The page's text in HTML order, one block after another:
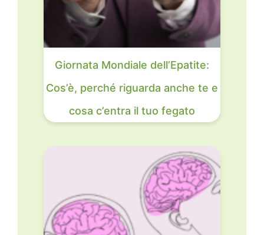
Giornata Mondiale dell’Epatite:
Cos’è, perché riguarda anche te e
cosa c’entra il tuo fegato